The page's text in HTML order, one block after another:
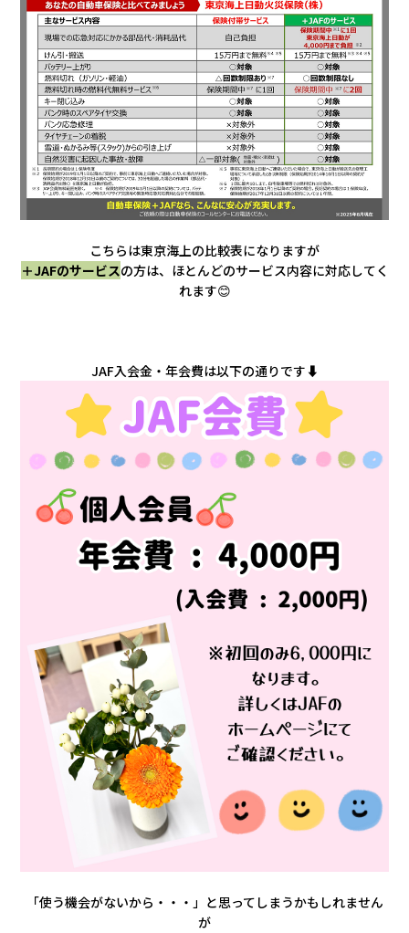
こちらは東京海上の比較表になりますが
＋JAFのサービスの方は、 ほとんどのサービス内容に対応してく
れます😊
JAF入会金・年会費は以下の通りです⬇️
「使う機会がないから・・・」と思ってしまうかもしれません
が